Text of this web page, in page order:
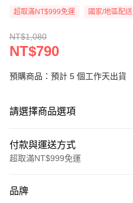
超取滿NT$999免運 國家/地區配送
NT$1,080
NT$790
預購商品：預計 5 個工作天出貨
請選擇商品選項
付款與運送方式
超取滿NT$999免運
信用卡一次付款
品牌